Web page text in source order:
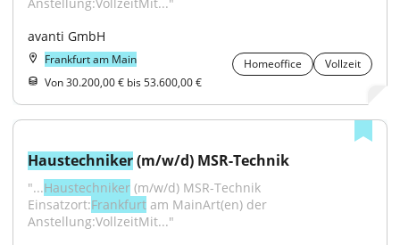
avanti GmbH
Frankfurt am Main Homeoffice
Vollzeit
Von 30.200,00 € bis 53.600,00 €
Haustechniker (m/w/d) MSR-Technik
"...Haustechniker (m/w/d) MSR-Technik
Einsatzort:Frankfurt am MainArt(en) der
Anstellung:VollzeitMit..."